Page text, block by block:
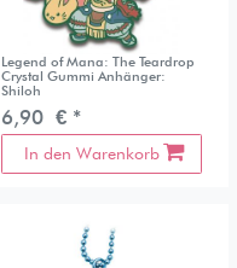
Legend of Mana: The Teardrop
Crystal Gummi Anhänger:
Shiloh
6,90 € *
In den Warenkorb